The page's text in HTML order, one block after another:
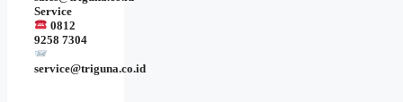
Service
0812
9258 7304
service@triguna.co.id